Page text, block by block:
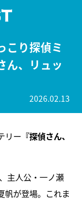
こり探偵ミ
ん、リュッ
2026.02.13
リー 『探偵さん、
主人公・一ノ瀬
帆が登場。これま